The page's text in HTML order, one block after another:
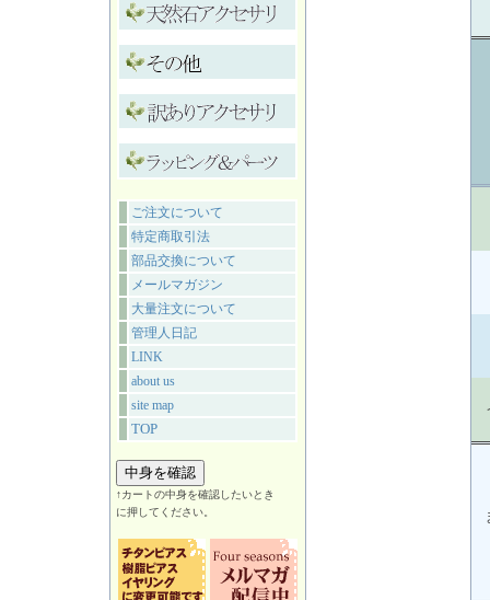
ご注文について
特定商取引法
部品交換について
メールマガジン
大量注文について
管理人日記
LINK
about us
site map
TOP
↑カートの中身を確認したいとき
に押してください。